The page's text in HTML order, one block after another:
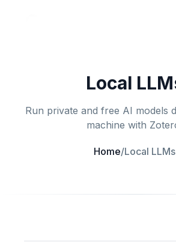
Local
Run private and free AI models
machine with
Home/Local LLMs